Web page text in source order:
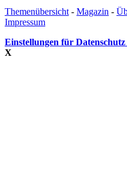
Themenübersicht - Magazin -
Impressum
Einstellungen für
X